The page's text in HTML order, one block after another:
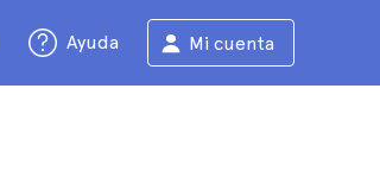
Ayuda Mi cuenta